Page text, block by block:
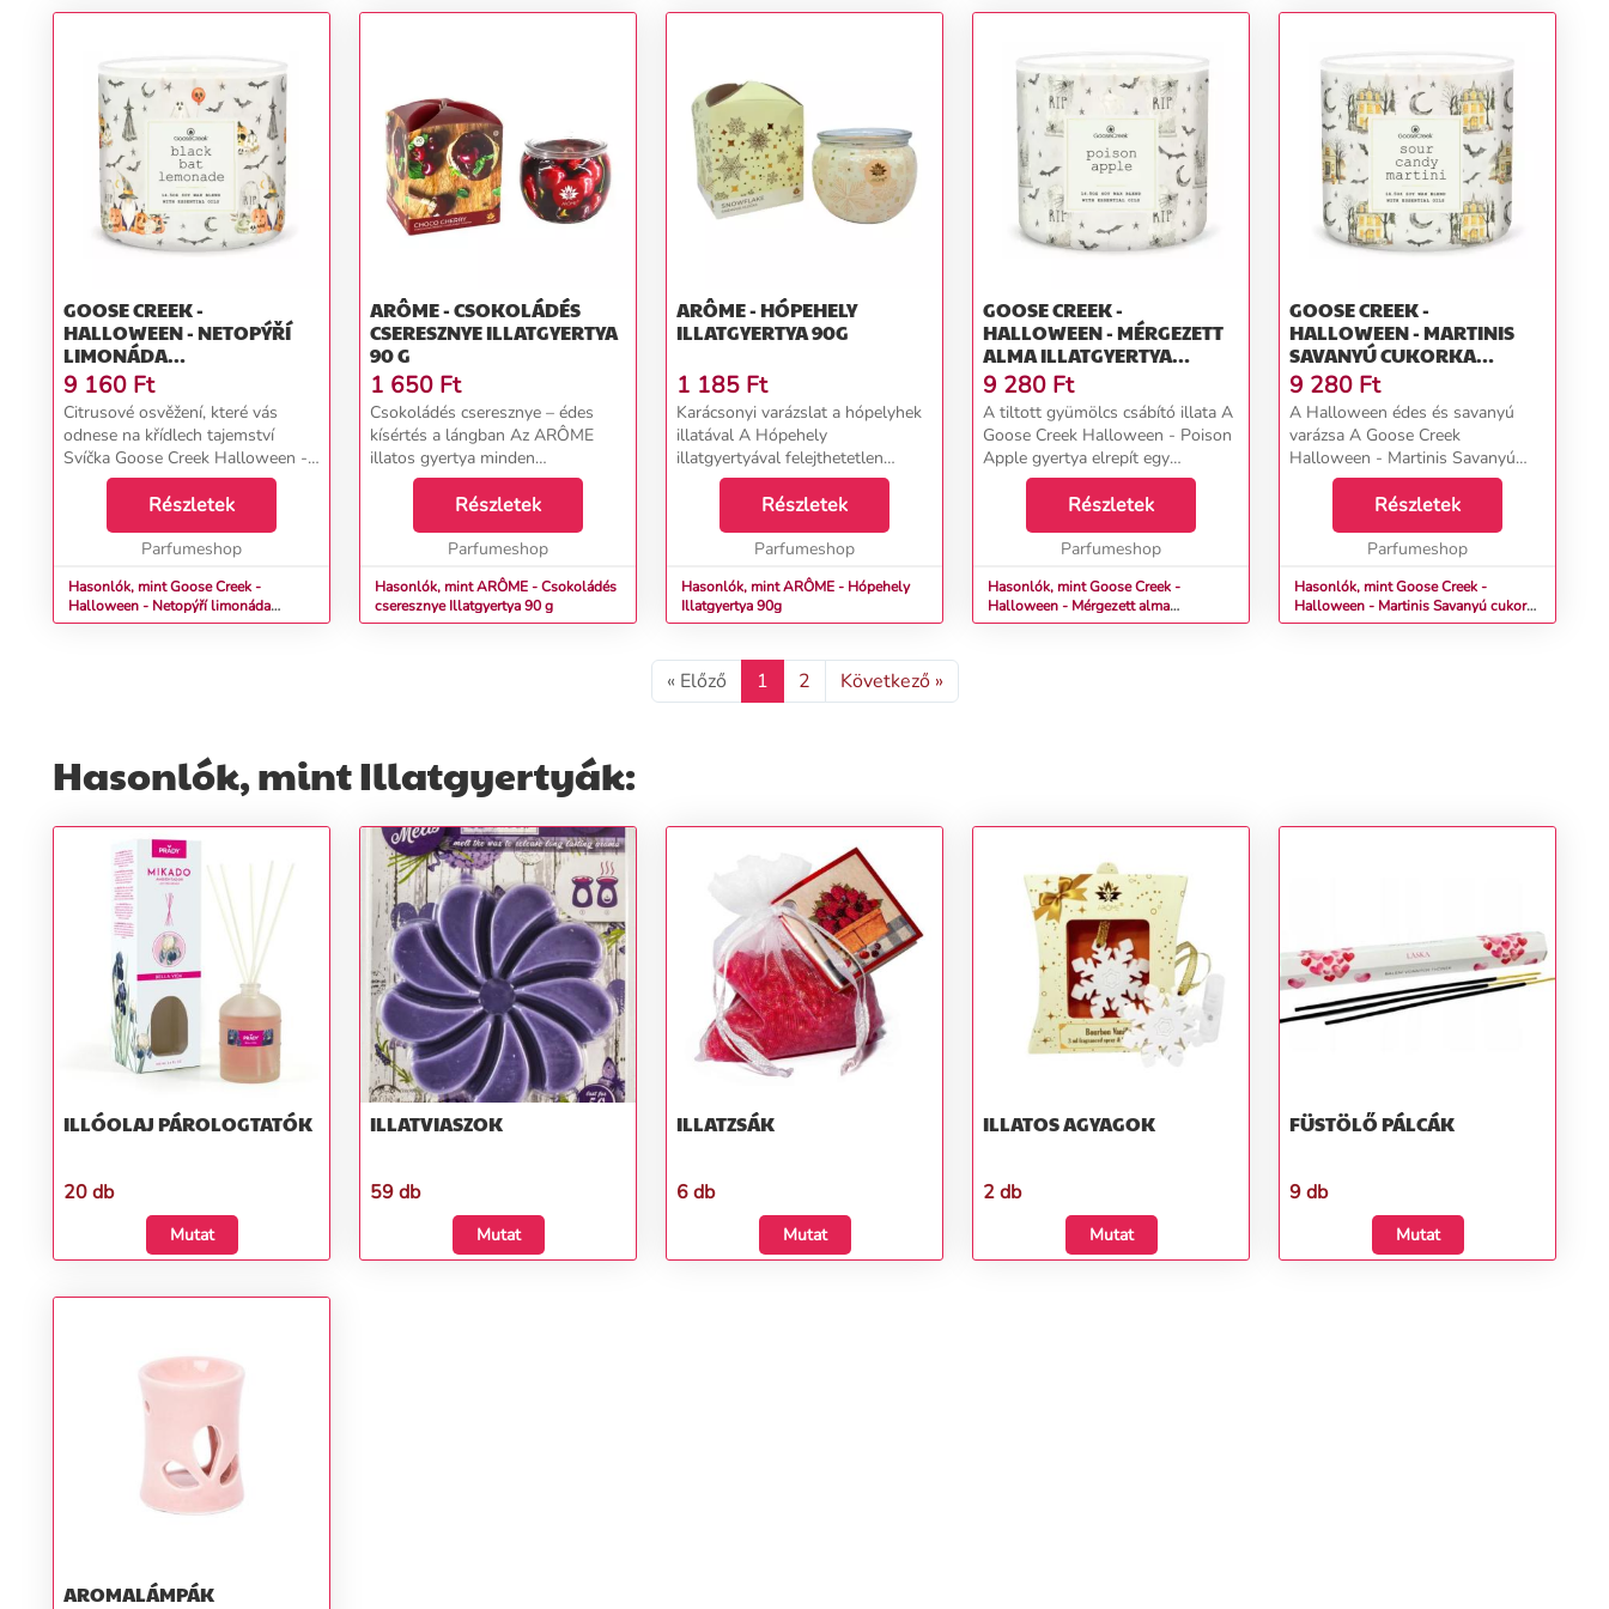
GOOSE CREEK -
HALLOWEEN - NETOPÝŘÍ
LIMONÁDA
AROMAGYERTYA ÜVEGBEN
411 G
9 160 Ft
Citrusové osvěžení, které vás
odnese na křídlech tajemství
Svíčka Goose Creek Halloween -
Black Bat Lemonade vás zavede
do světa plného osvěžujících
citrusů a halloweenské záhady.
Tato hravá a odvážná...
Részletek
Parfumeshop
Hasonlók, mint Goose Creek -
Halloween - Netopýří limonáda
Aromagyertya üvegben 411 g
ARÔME - CSOKOLÁDÉS
CSERESZNYE ILLATGYERTYA
90 G
1 650 Ft
Csokoládés cseresznye – édes
kísértés a lángban Az ARÔME
illatos gyertya minden
édességkedvelőt lenyűgöz. A
bársonyos csokoládé és érett
cseresznye kombinációja meleg
hangulatot teremt, amely
Részletek
Parfumeshop
Hasonlók, mint ARÔME - Csokoládés
cseresznye Illatgyertya 90 g
ARÔME - HÓPEHELY
ILLATGYERTYA 90G
1 185 Ft
Karácsonyi varázslat a hópelyhek
illatával A Hópehely
illatgyertyával felejthetetlen
karácsonyi pillanatokat
teremthetsz, amelyek tele vannak
kényelemmel és melegséggel.
Lángja nem csak az ünnepi hang...
Részletek
Parfumeshop
Hasonlók, mint ARÔME - Hópehely
Illatgyertya 90g
GOOSE CREEK -
HALLOWEEN - MÉRGEZETT
ALMA ILLATGYERTYA
ÜVEGBEN 411 G
9 280 Ft
A tiltott gyümölcs csábító illata A
Goose Creek Halloween - Poison
Apple gyertya elrepít egy
rejtélyekkel és varázslattal teli
mesevilágba, ahol egy harapás a
lédús almából váratlan kalanddá
Részletek
Parfumeshop
Hasonlók, mint Goose Creek -
Halloween - Mérgezett alma
Illatgyertya üvegben 411 g
GOOSE CREEK -
HALLOWEEN - MARTINIS
SAVANYÚ CUKORKA
ILLATGYERTYA ÜVEGBEN
411 G
9 280 Ft
A Halloween édes és savanyú
varázsa A Goose Creek
Halloween - Martinis Savanyú
cukorka gyertya egy színekkel és
meglepetésekkel teli halloweeni
világba csábít. Az illatot az édes-
savanyú cukorkák és a...
Részletek
Parfumeshop
Hasonlók, mint Goose Creek -
Halloween - Martinis Savanyú cukorka
Illatgyertya üvegben 411 g
« Előző 1 2 Következő »
Hasonlók, mint Illatgyertyák:
ILLÓOLAJ PÁROLOGTATÓK
20 db
Mutat
ILLATVIASZOK
59 db
Mutat
ILLATZSÁK
6 db
Mutat
ILLATOS AGYAGOK
2 db
Mutat
FÜSTÖLŐ PÁLCÁK
9 db
Mutat
AROMALÁMPÁK